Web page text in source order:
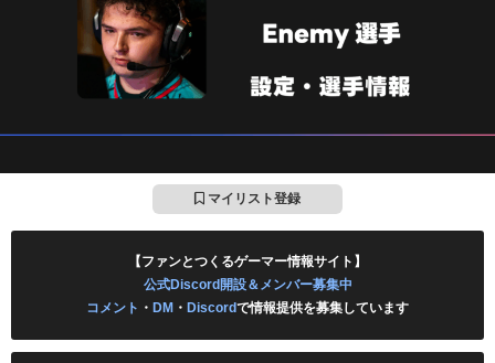
マイリスト登録
【ファンとつくるゲーマー情報サイト】
公式Discord開設＆メンバー募集中
コメント ・ DM ・ Discordで情報提供を募集しています